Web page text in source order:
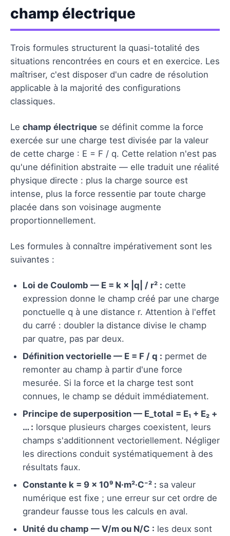
champ électrique
Trois formules structurent la quasi-totalité des
situations rencontrées en cours et en exercice. Les
maîtriser, c'est disposer d'un cadre de résolution
applicable à la majorité des configurations
classiques.
Le champ électrique se définit comme la force
exercée sur une charge test divisée par la valeur
de cette charge : E = F / q. Cette relation n'est pas
qu'une définition abstraite — elle traduit une réalité
physique directe : plus la charge source est
intense, plus la force ressentie par toute charge
placée dans son voisinage augmente
proportionnellement.
Les formules à connaître impérativement sont les
suivantes :
Loi de Coulomb — E = k × |q| / r² : cette
expression donne le champ créé par une charge
ponctuelle q à une distance r. Attention à l'effet
du carré : doubler la distance divise le champ
par quatre, pas par deux.
Définition vectorielle — E = F / q : permet de
remonter au champ à partir d'une force
mesurée. Si la force et la charge test sont
connues, le champ se déduit immédiatement.
Principe de superposition — E_total = E₁ + E₂ +
… : lorsque plusieurs charges coexistent, leurs
champs s'additionnent vectoriellement. Négliger
les directions conduit systématiquement à des
résultats faux.
Constante k = 9 × 10⁹ N·m²·C⁻² : sa valeur
numérique est fixe ; une erreur sur cet ordre de
grandeur fausse tous les calculs en aval.
Unité du champ — V/m ou N/C : les deux sont